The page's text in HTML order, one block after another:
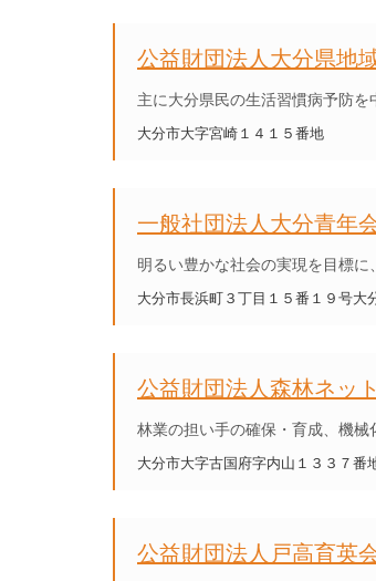
公益財団法人大分県地
主に大分県民の生活習慣病予防
大分市大字宮崎１４１５番地
一般社団法人大分青年
明るい豊かな社会の実現を目標
大分市長浜町３丁目１５番１９号大
公益財団法人森林ネッ
林業の担い手の確保・育成、機
大分市大字古国府字内山１３３７番
公益財団法人戸高育英